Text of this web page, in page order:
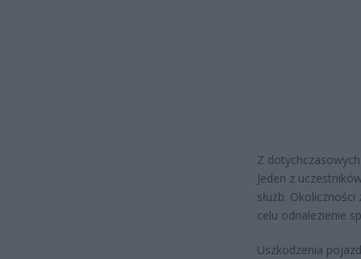
Z
Jeden z
służb.
celu odnalezienie
Uszkodzenia